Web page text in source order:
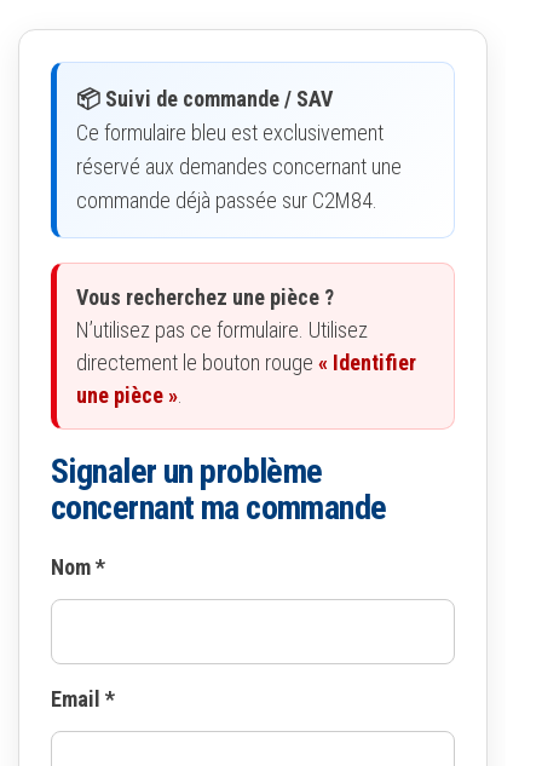
📦 Suivi de commande / SAV
Ce formulaire bleu est exclusivement
réservé aux demandes concernant une
commande déjà passée sur C2M84.
Vous recherchez une pièce ?
N’utilisez pas ce formulaire. Utilisez
directement le bouton rouge « Identifier
une pièce ».
Signaler un problème
concernant ma commande
Nom *
Email *